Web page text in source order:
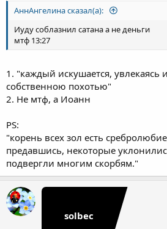
АннАнгелина сказал(а):
Иуду соблазнил сатана а не деньги
мтф 13:27
1. "каждый искушается, увлекаясь
собственною похотью"
2. Не мтф, а Иоанн
PS:
"корень всех зол есть
предавшись, некоторые
подвергли многим скорбям."
solbec